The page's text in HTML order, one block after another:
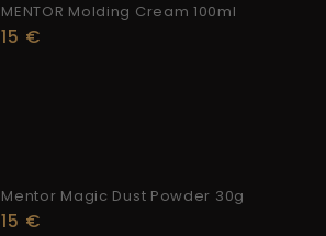
MENTOR Molding Cream 100ml
15 €
Mentor Magic Dust Powder 30g
15 €